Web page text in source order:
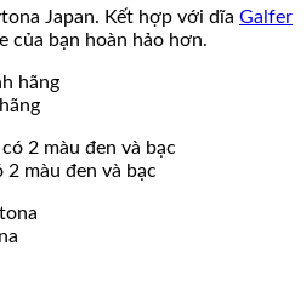
Japan. Kết hợp với dĩa Galfer
của bạn hoàn hảo hơn.
2 màu đen và bạc